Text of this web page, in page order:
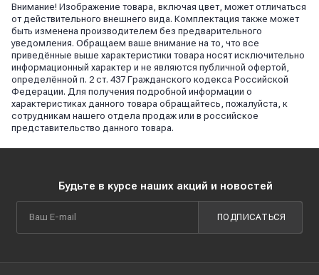
Внимание! Изображение товара, включая цвет, может отличаться
от действительного внешнего вида. Комплектация также может
быть изменена производителем без предварительного
уведомления. Обращаем ваше внимание на то, что все
приведённые выше характеристики товара носят исключительно
информационный характер и не являются публичной офертой,
определённой п. 2 ст. 437 Гражданского кодекса Российской
Федерации. Для получения подробной информации о
характеристиках данного товара обращайтесь, пожалуйста, к
сотрудникам нашего отдела продаж или в российское
представительство данного товара.
Будьте в курсе наших акций и новостей
ПОДПИСАТЬСЯ